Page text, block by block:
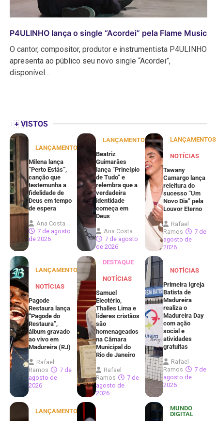
P4ULINHO lança o single “Acordei” pela Flame Music
O cantor, compositor, produtor e instrumentista P4ULINHO
apresenta ao público seu novo single “Acordei”,
disponível…
+ VISTOS
LANÇAMENTOS
Milena lança
“Perto Estás”,
canção que
testemunha a
fidelidade de
Deus em tempo
de espera
Ana Costa
7 de agosto
de 2026
LANÇAMENTOS
Beatriz
Guimarães
lança “Princípio
de Tudo” e
relembra que a
verdadeira
identidade
começa em
Deus
Ana Costa
7 de agosto
de 2026
LANÇAMENTOS
NOTÍCIAS
Tawany
Camargo lança
releitura do
sucesso “Um
Novo Dia” pela
Louvor Eterno
Rafael
Ramos
7 de
agosto de
2026
LANÇAMENTOS
NOTÍCIAS
Pagode
Restaura lança
“Pagode do
Restaura”,
álbum gravado
ao vivo em
Madureira (RJ)
Rafael
Ramos
7 de
agosto de
2026
DESTAQUE
NOTÍCIAS
Samuel
Eleotério,
Thalles Lima e
líderes cristãos
são
homenageados
na Câmara
Municipal do
Rio de Janeiro
Rafael
Ramos
7 de
agosto de
2026
NOTÍCIAS
Primeira Igreja
Batista de
Madureira
realiza o
Madureira Day
com ação
social e
atividades
gratuitas
Rafael
Ramos
7 de
agosto de
2026
LANÇAMENTOS
MUNDO
DIGITAL